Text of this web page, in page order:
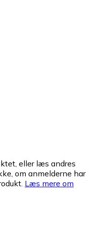
eller læs andres
om anmelderne har
Læs mere om